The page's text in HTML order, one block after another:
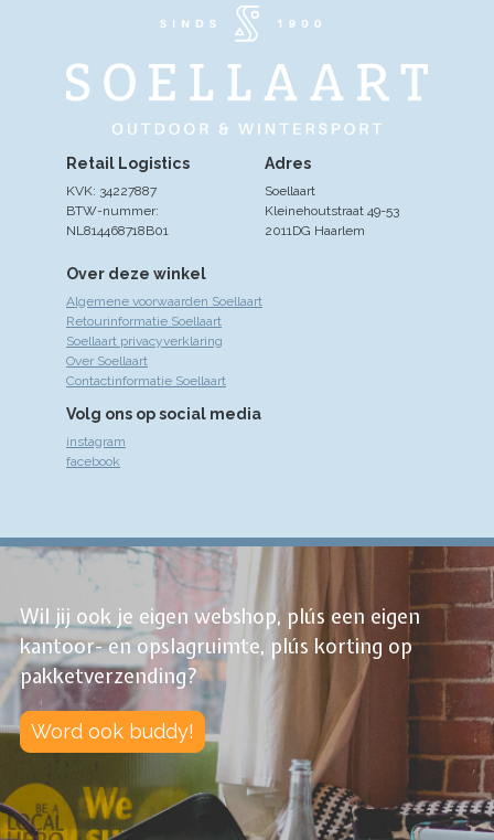
Over deze winkel
Algemene voorwaarden Soellaart
Retourinformatie Soellaart
Soellaart privacyverklaring
Over Soellaart
Contactinformatie Soellaart
Volg ons op social media
instagram
facebook
Adres
Soellaart
Kleinehoutstraat 49-53
2011DG Haarlem
Retail Logistics
KVK: 34227887
BTW-nummer:
NL814468718B01
Wil jij ook je eigen webshop, plús een eigen
kantoor- en opslagruimte, plús korting op
pakketverzending?
Word ook buddy!